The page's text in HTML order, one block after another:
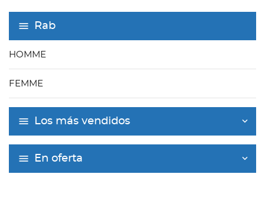
Rab
HOMME
FEMME
Los más vendidos
En oferta